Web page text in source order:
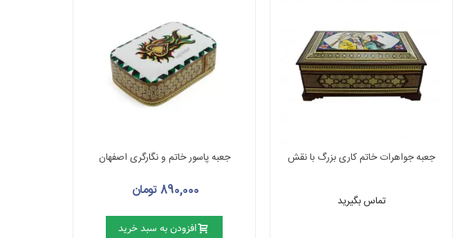
جعبه جواهرات خاتم کاری بزرگ با نقش
تماس بگیرید
جعبه پاسور خاتم و نگارگری اصفهان
890,000 تومان
افزودن به سبد خرید